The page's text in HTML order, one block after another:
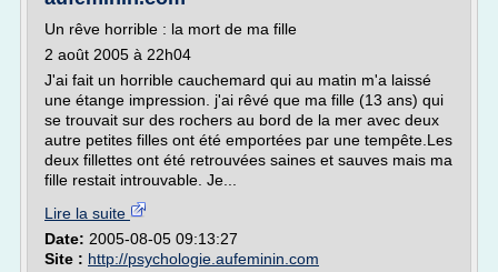
Un rêve horrible : la mort de ma fille
2 août 2005 à 22h04
J'ai fait un horrible cauchemard qui au matin m'a laissé
une étange impression. j'ai rêvé que ma fille (13 ans) qui
se trouvait sur des rochers au bord de la mer avec deux
autre petites filles ont été emportées par une tempête.Les
deux fillettes ont été retrouvées saines et sauves mais ma
fille restait introuvable. Je...
Lire la suite
Date: 2005-08-05 09:13:27
Site : http://psychologie.aufeminin.com